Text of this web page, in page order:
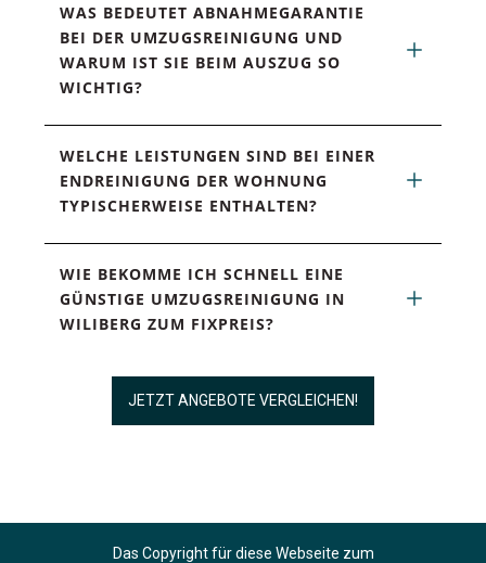
WAS BEDEUTET ABNAHMEGARANTIE
BEI DER UMZUGSREINIGUNG UND
WARUM IST SIE BEIM AUSZUG SO
WICHTIG?
WELCHE LEISTUNGEN SIND BEI EINER
ENDREINIGUNG DER WOHNUNG
TYPISCHERWEISE ENTHALTEN?
WIE BEKOMME ICH SCHNELL EINE
GÜNSTIGE UMZUGSREINIGUNG IN
WILIBERG ZUM FIXPREIS?
JETZT ANGEBOTE VERGLEICHEN!
Das Copyright für diese Webseite zum